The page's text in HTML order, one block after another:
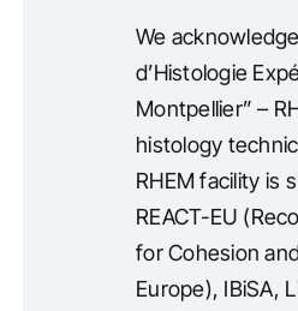
We
d’Histologie
Montpellier” –
histology
RHEM facility is
REACT-EU
for Cohesion
Europe), IBiSA,